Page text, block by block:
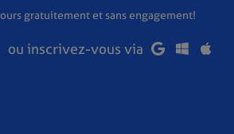
gratuitement et sans engagement!
ou inscrivez-vous via